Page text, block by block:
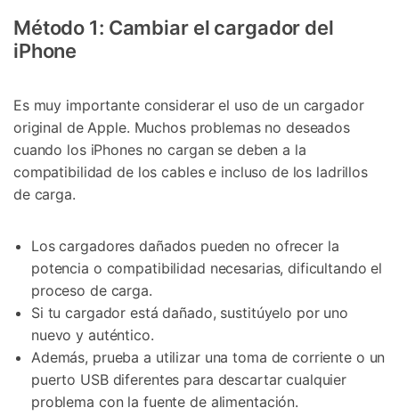
Método 1: Cambiar el cargador del
iPhone
Es muy importante considerar el uso de un cargador
original de Apple. Muchos problemas no deseados
cuando los iPhones no cargan se deben a la
compatibilidad de los cables e incluso de los ladrillos
de carga.
Los cargadores dañados pueden no ofrecer la
potencia o compatibilidad necesarias, dificultando el
proceso de carga.
Si tu cargador está dañado, sustitúyelo por uno
nuevo y auténtico.
Además, prueba a utilizar una toma de corriente o un
puerto USB diferentes para descartar cualquier
problema con la fuente de alimentación.